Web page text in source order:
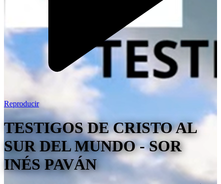
Reproducir
TESTIGOS DE CRISTO AL
SUR DEL MUNDO - SOR
INÉS PAVÁN